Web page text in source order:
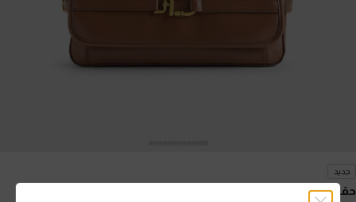
جديد
حقيبة كتف غوين بحزام وإبزيم معدني